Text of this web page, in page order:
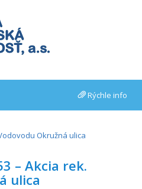
Rýchle info
Okružná ulica
– Akcia rek.
ulica